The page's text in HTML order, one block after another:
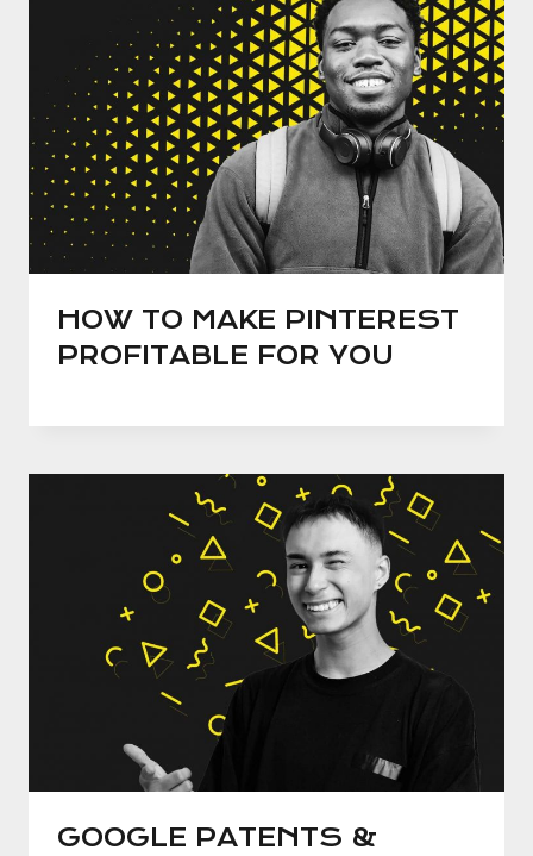
HOW TO MAKE PINTEREST
PROFITABLE FOR YOU
GOOGLE PATENTS &